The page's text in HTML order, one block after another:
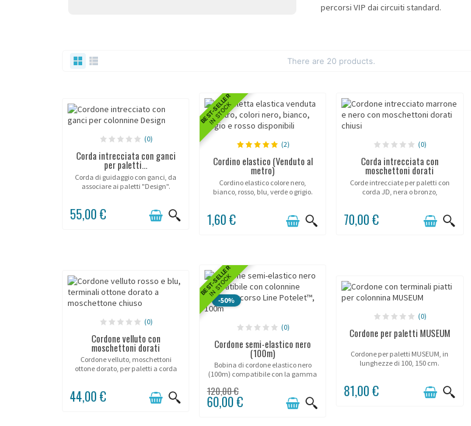
percorsi VIP dai circuiti standard.
There are 20 products.
(0)
Corda intrecciata con ganci
per paletti...
Corda di guidaggio con ganci, da
associare ai paletti "Design".
55,00 €
BEST-SELLER
IN STOCK
(2)
Cordino elastico (Venduto al
metro)
Cordino elastico colore nero,
bianco, rosso, blu, verde o grigio.
1,60 €
(0)
Corda intrecciata con
moschettoni dorati
Corde intrecciate per paletti con
corda JD, nera o bronzo,
70,00 €
(0)
Cordone velluto con
moschettoni dorati
Cordone velluto, moschettoni
ottone dorato, per paletti a corda
44,00 €
BEST-SELLER
IN STOCK
-50%
(0)
Cordone semi-elastico nero
(100m)
Bobina di cordone elastico nero
(100m) compatibile con la gamma
120,00 €
60,00 €
(0)
Cordone per paletti MUSEUM
Cordone per paletti MUSEUM, in
lunghezze di 100, 150 cm.
81,00 €